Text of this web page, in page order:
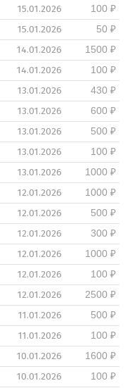
15.01.2026
100 ₽
15.01.2026
50 ₽
14.01.2026
1500 ₽
14.01.2026
100 ₽
13.01.2026
430 ₽
13.01.2026
600 ₽
13.01.2026
500 ₽
13.01.2026
100 ₽
13.01.2026
1000 ₽
12.01.2026
1000 ₽
12.01.2026
500 ₽
12.01.2026
300 ₽
12.01.2026
1000 ₽
12.01.2026
100 ₽
12.01.2026
2500 ₽
11.01.2026
500 ₽
11.01.2026
100 ₽
10.01.2026
1600 ₽
10.01.2026
100 ₽